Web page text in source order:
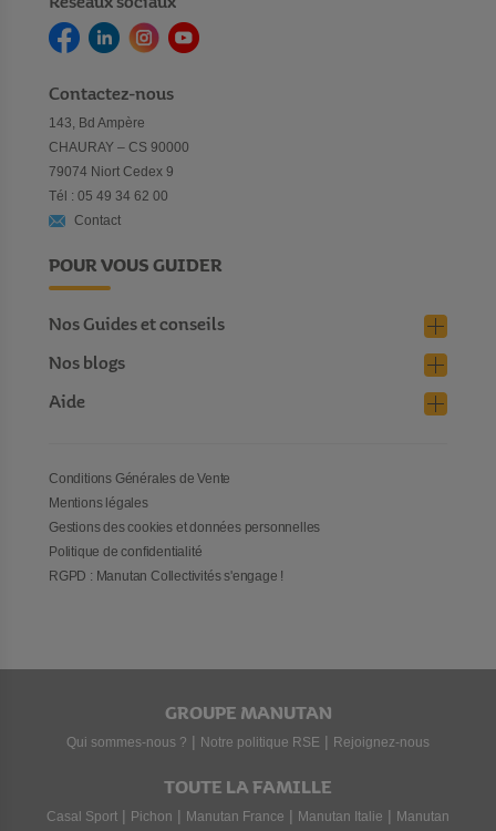
Contactez-nous
143, Bd Ampère
CHAURAY – CS 90000
79074 Niort Cedex 9
Tél : 05 49 34 62 00
Contact
POUR VOUS GUIDER
Nos Guides et conseils
Nos blogs
Aide
Conditions Générales de Vente
Mentions légales
Gestions des cookies et données personnelles
Politique de confidentialité
RGPD : Manutan Collectivités s'engage !
GROUPE MANUTAN
Qui sommes-nous ? | Notre politique RSE | Rejoignez-nous
TOUTE LA FAMILLE
Casal Sport | Pichon | Manutan France | Manutan Italie | Manutan